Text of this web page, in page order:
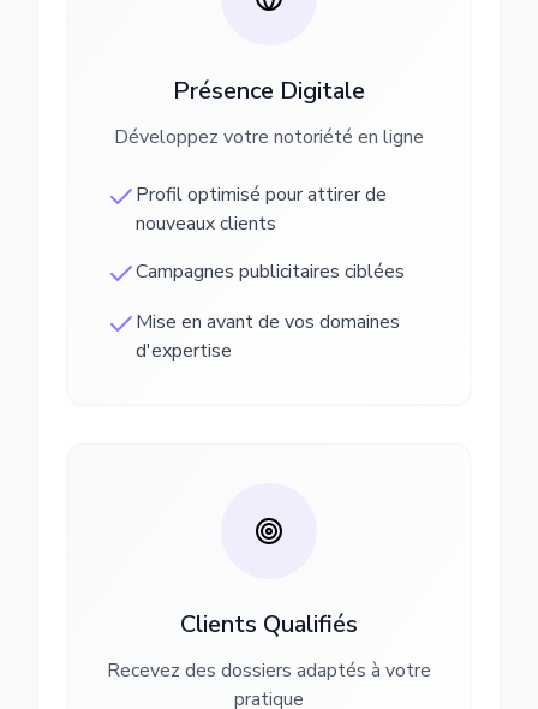
Présence Digitale
Développez votre notoriété en ligne
Profil optimisé pour attirer de
nouveaux clients
Campagnes publicitaires ciblées
Mise en avant de vos domaines
d'expertise
Clients Qualifiés
Recevez des dossiers adaptés à votre
pratique